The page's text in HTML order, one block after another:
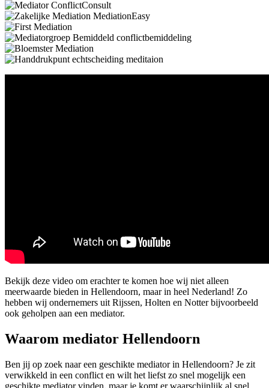
Bekijk deze video om erachter te komen hoe wij niet alleen
meerwaarde bieden in Hellendoorn, maar in heel Nederland! Zo
hebben wij ondernemers uit Rijssen, Holten en Notter bijvoorbeeld
ook geholpen aan een mediator.
Waarom mediator Hellendoorn
Ben jij op zoek naar een geschikte mediator in Hellendoorn? Je zit
verwikkeld in een conflict en wilt het liefst zo snel mogelijk een
geschikte mediator vinden, maar je komt er waarschijnlijk al snel